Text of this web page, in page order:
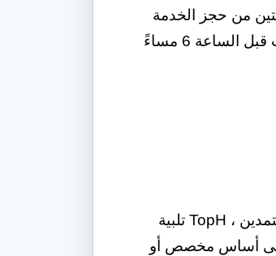
من حجز الخدمة
مقابل رسوم إضافية. ستوفر خدمة نفس اليوم عاملًا بارعًا في منزلك لتجميع أثاثك المعياري أو إصلاح قفل الباب قبل الساعة 6 مساءً
سواء كانت قائمة بالوظائف الفردية في المنزل أو المهام الصعبة والثقيلة التي يجب أداؤها من قبل محترفين معتمدين ، TopH تلبية
على أساس مخصص أو